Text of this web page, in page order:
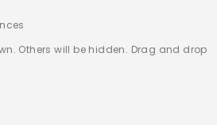
Others will be hidden. Drag and drop